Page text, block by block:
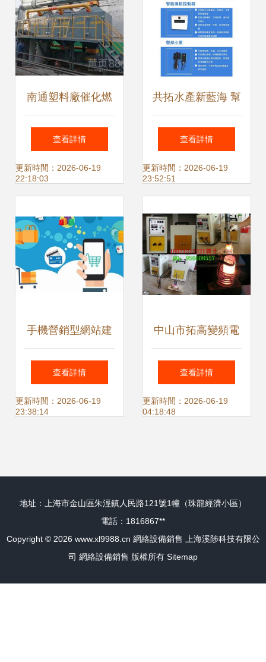
業設備銷售
南通塑料廠催化燃
燒廢氣處理設備 報
價透明、上門安
您的環保首選方案
查看詳情
更新時間：2026-06-19
22:18:03
共拓水產新藍海 幫
邦水產12月安徽湖
北物聯網設備經銷
查看詳情
更新時間：2026-06-19
23:52:51
手機營銷型網站建
設與網絡設備銷售
的關鍵要點
查看詳情
更新時間：2026-06-19
23:38:14
中山市拓高變頻電
子設備廠攜手阿土
伯網 開啟網絡設備
查看詳情
更新時間：2026-06-19
04:18:48
地址：上海市金山區朱涇鎮人民路121號1幢（珠龍經濟小區）
電話：1816867**
Copyright © 2026 www.xl9988.cn 網絡設備銷售
上海溪陟科技有限公
司 網絡設備銷售 版權所有 Sitemap